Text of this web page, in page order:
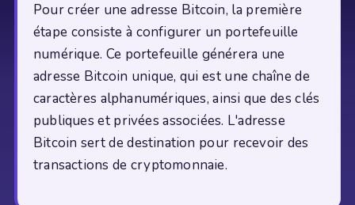
Pour créer une adresse Bitcoin, la première
étape consiste à configurer un portefeuille
numérique. Ce portefeuille générera une
adresse Bitcoin unique, qui est une chaîne de
caractères alphanumériques, ainsi que des clés
publiques et privées associées. L'adresse
Bitcoin sert de destination pour recevoir des
transactions de cryptomonnaie.